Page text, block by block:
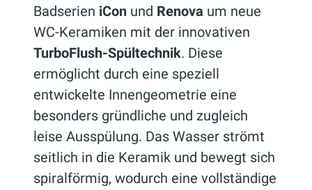
Badserien iCon und Renova um neue
WC-Keramiken mit der innovativen
TurboFlush-Spültechnik. Diese
ermöglicht durch eine speziell
entwickelte Innengeometrie eine
besonders gründliche und zugleich
leise Ausspülung. Das Wasser strömt
seitlich in die Keramik und bewegt sich
spiralförmig, wodurch eine vollständige